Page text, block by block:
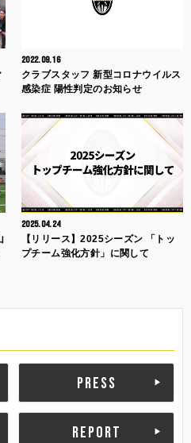
2022.09.16
クラブスタッフ 新型コロナウイルス
感染症 陽性判定のお知らせ
2025.04.24
【リリース】2025シーズン 「トッ
プチーム強化方針」に関して
PRESS
REPORT